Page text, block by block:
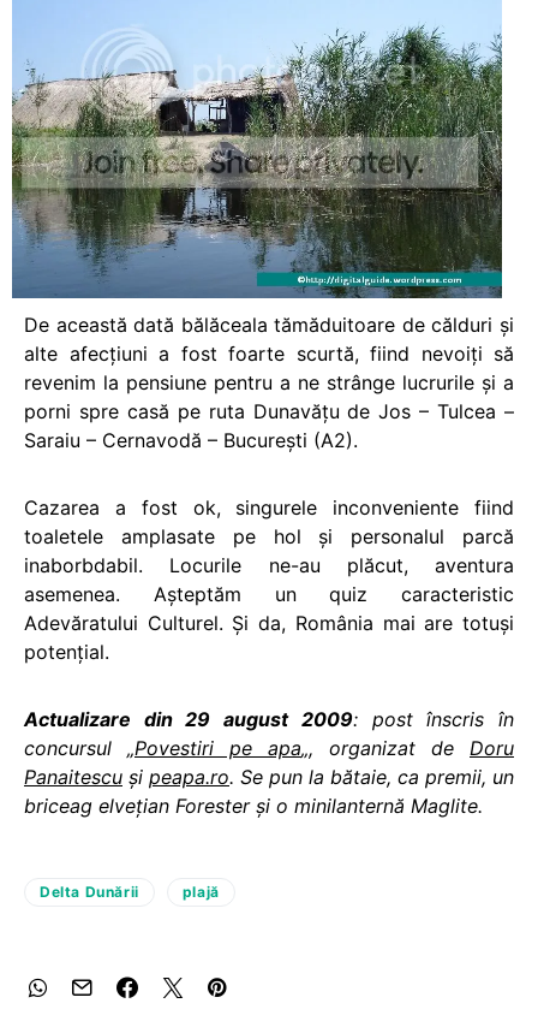
De această dată bălăceala tămăduitoare de călduri şi
alte afecţiuni a fost foarte scurtă, fiind nevoiţi să
revenim la pensiune pentru a ne strânge lucrurile şi a
porni spre casă pe ruta Dunavăţu de Jos – Tulcea –
Saraiu – Cernavodă – Bucureşti (A2).
Cazarea a fost ok, singurele inconveniente fiind
toaletele amplasate pe hol şi personalul parcă
inaborbdabil. Locurile ne-au plăcut, aventura
asemenea. Aşteptăm un quiz caracteristic
Adevăratului Culturel. Şi da, România mai are totuşi
potenţial.
Actualizare din 29 august 2009: postînscris în
concursul „Povestiri pe apa„, organizat de Doru
Panaitescu şi peapa.ro. Se pun la bătaie, ca premii, un
briceag elveţian Forester şi o minilanternă Maglite.
Delta Dunării plajă